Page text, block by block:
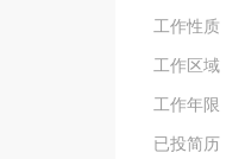
工作性质
工作区域
工作年限
已投简历